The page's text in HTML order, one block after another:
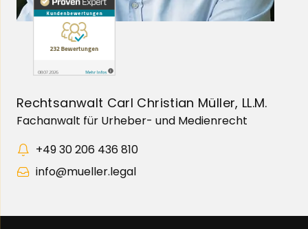
Rechtsanwalt Carl Christian Müller, LL.M.
Fachanwalt für Urheber- und Medienrecht
+49 30 206 436 810
info@mueller.legal